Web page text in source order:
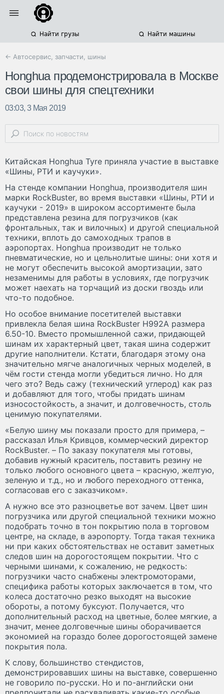
Найти грузы Найти машины
← Автосервис, запчасти, шины
Honghua продемонстрировала в Москве
свои шины для спецтехники
03:03, 3 Мая 2019
Китайская Honghua Tyre приняла участие в выставке
«Шины, РТИ и каучуки».
На стенде компании Honghua, производителя шин
марки RockBuster, во время выставки «Шины, РТИ и
каучуки - 2019» в широком ассортименте была
представлена резина для погрузчиков (как
фронтальных, так и вилочных) и другой специальной
техники, вплоть до самоходных трапов в
аэропортах. Honghua производит не только
пневматические, но и цельнолитые шины: они хотя и
не могут обеспечить высокой амортизации, зато
незаменимы для работы в условиях, где погрузчик
может наехать на торчащий из доски гвоздь или
что-то подобное.
Но особое внимание посетителей выставки
привлекла белая шина RockBuster H992A размера
6.50-10. Вместо промышленной сажи, придающей
шинам их характерный цвет, такая шина содержит
другие наполнители. Кстати, благодаря этому она
значительно мягче аналогичных черных моделей, в
чём гости стенда могли убедиться лично. Но для
чего это? Ведь сажу (технический углерод) как раз
и добавляют для того, чтобы придать шинам
износостойкость, а значит, и долговечность, столь
ценимую покупателями.
«Белую шину мы показали просто для примера, –
рассказал Илья Кривцов, коммерческий директор
RockBuster. – По заказу покупателя мы готовы,
добавив нужный краситель, поставить резину не
только любого основного цвета – красную, желтую,
зеленую и т.д., но и любого переходного оттенка,
согласовав его с заказчиком».
А нужно все это разноцветье вот зачем. Цвет шин
погрузчика или другой специальной техники можно
подобрать точно в тон покрытию пола в торговом
центре, на складе, в аэропорту. Тогда такая техника
ни при каких обстоятельствах не оставит заметных
следов шин на дорогостоящем покрытии. Что с
черными шинами, к сожалению, не редкость:
погрузчики часто снабжены электромоторами,
специфика работы которых заключается в том, что
колеса достаточно резко выходят на высокие
обороты, а потому буксуют. Получается, что
дополнительный расход на цветные, более мягкие, а
значит, менее долговечные шины оборачивается
экономией на гораздо более дорогостоящей замене
покрытия пола.
К слову, большинство стендистов,
демонстрировавших шины на выставке, совершенно
не говорило по-русски. Но и по-английски они